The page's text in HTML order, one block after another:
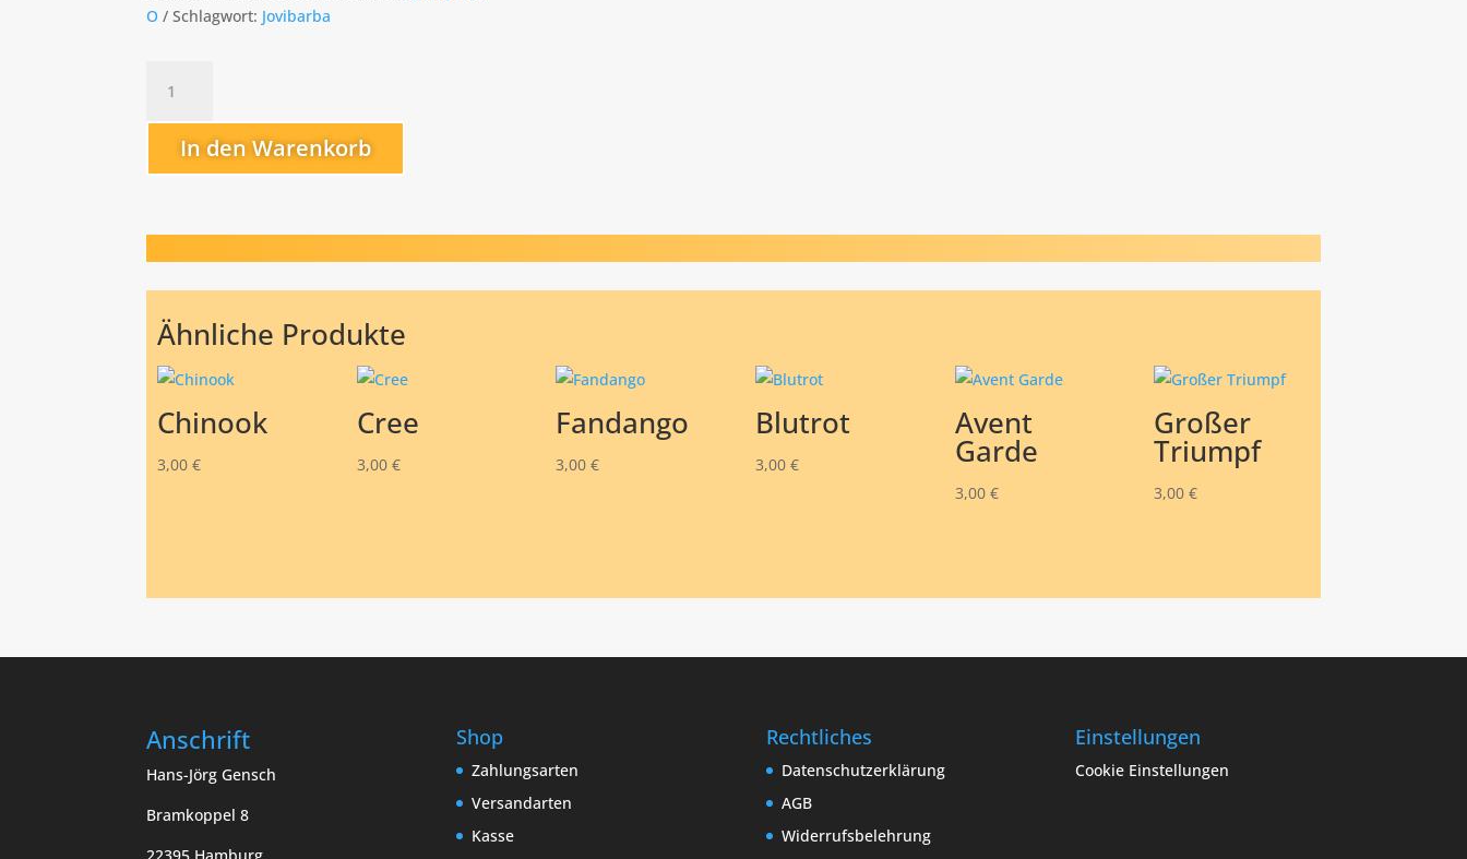
O
Schlagwort: Jovibarba
Menge
In den Warenkorb
Ähnliche Produkte
Chinook
3,00€
Cree
3,00 €
Fandango
3,00€
Blutrot
3,00 €
Avent
Garde
3,00 €
Großer
Triumpf
3,00€
Anschrift
Hans-Jörg Gensch
Bramkoppel 8
Shop
Zahlungsarten
Versandarten
Kasse
Rechtliches
Datenschutzerklärung
AGB
Widerrufsbelehrung
Einstellungen
Cookie Einstellungen